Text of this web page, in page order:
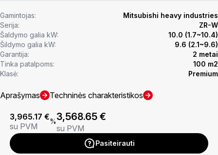
Gamintojas:
Mitsubishi heavy industries
Serija:
ZR-W
Šaldymo galia kW:
10.0 (1.7~10.4)
Šildymo galia kW:
9.6 (2.1~9.6)
Garantija:
2 metai
Tinka patalpoms:
100 m2
Klasė:
Premium
Aprašymas Techninės charakteristikos
3,965.17 €
su PVM
%3,568.65 €
su PVM
Pasiteirauti